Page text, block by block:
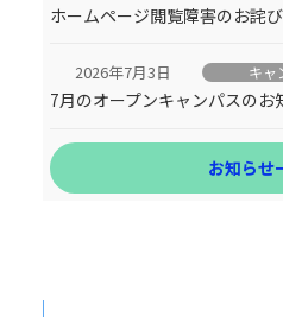
ホームページ閲覧障害のお詫
2026年7月3日 キャ
7月のオープンキャンパスのお
お知らせ